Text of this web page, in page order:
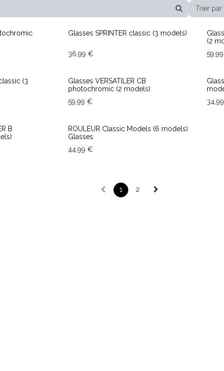
Trier par
End of stock
Glasses SPRINTER classic (3 models)
36,99 €
(2
59,99
(3
Glasses VERSATILER CB
photochromic (2 models)
59,99 €
34,99
B
ROULEUR Classic Models (6 models)
Glasses
44,99 €
1 2